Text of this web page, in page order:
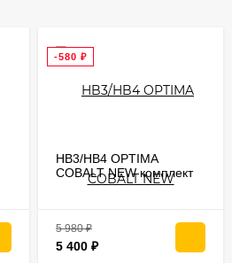
-580 ₽
HB3/HB4 OPTIMA
COBALT NEW комплект
светодиодных ламп ZES
5 980₽
5 400 ₽